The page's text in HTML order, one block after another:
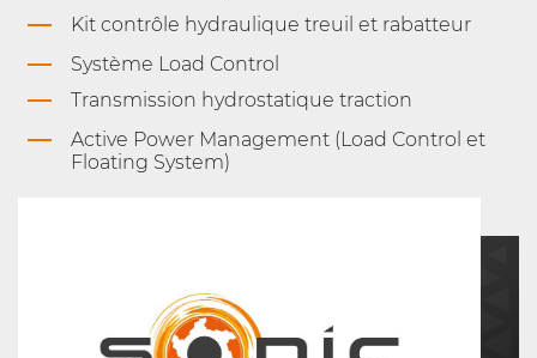
Kit contrôle hydraulique treuil et rabatteur
Système Load Control
Transmission hydrostatique traction
Active Power Management (Load Control et
Floating System)